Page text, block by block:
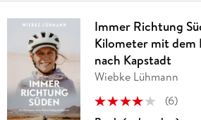
Immer Richtung
Kilometer mit dem
nach Kapstadt
Wiebke Lühmann
(6)